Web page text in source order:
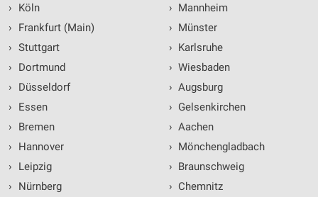
›
Köln
›
Frankfurt (Main)
› Stuttgart
›
Dortmund
›
Düsseldorf
›
Essen
›
Bremen
›
Hannover
›
Leipzig
›
Nürnberg
› Mannheim
› Münster
› Karlsruhe
› Wiesbaden
› Augsburg
› Gelsenkirchen
› Aachen
› Mönchengladbach
› Braunschweig
› Chemnitz